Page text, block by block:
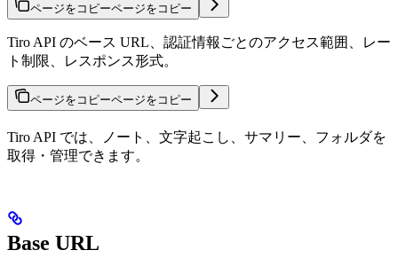
ページをコピーページをコピー
Tiro API のベース URL、認証情報ごとのアクセス範囲、レー
ト制限、レスポンス形式。
ページをコピーページをコピー
Tiro API では、ノート、文字起こし、サマリー、フォルダを
取得・管理できます。
Base URL